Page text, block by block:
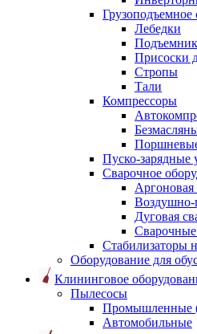
Грузоподъемное
Лебедки
Присоски
Стропы
Тали
Компрессоры
Пуско-зарядные
Сварочное
Аргоновая
Воздушно-
Дуговая
Стабилизаторы
Оборудование для
Клининговое
Пылесосы
Промышленные
Автомобильные